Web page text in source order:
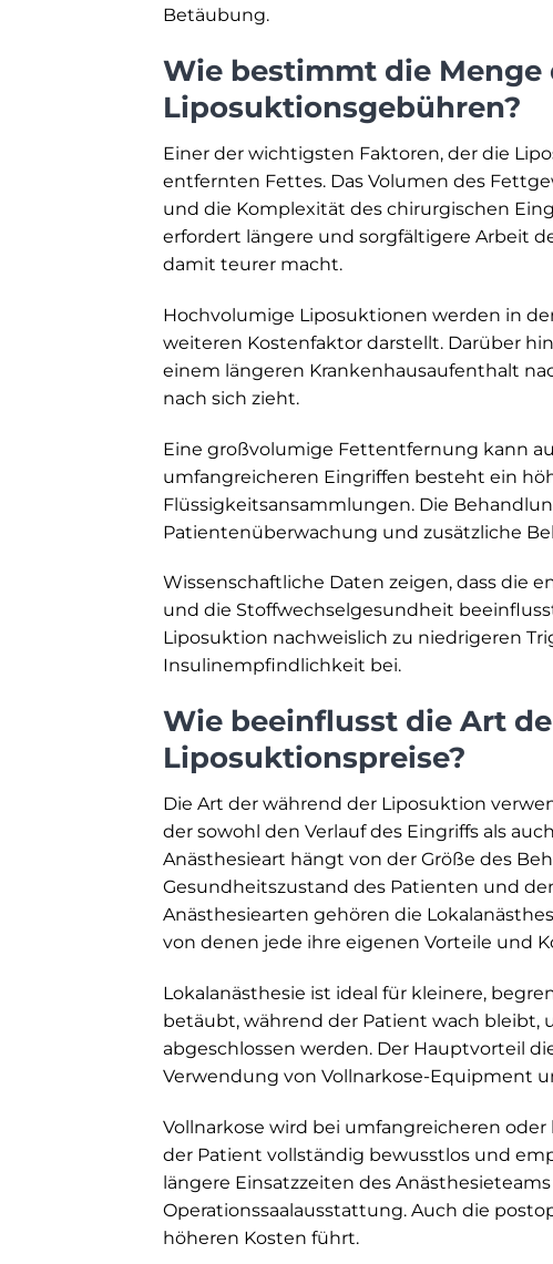
Betäubung.
Wie bestimmt die
Liposuktionsgebühren?
Einer der wichtigsten Faktoren, der die
entfernten Fettes. Das Volumen des
und die Komplexität des chirurgischen
erfordert längere und sorgfältigere Arbeit
damit teurer macht.
Hochvolumige Liposuktionen werden in
weiteren Kostenfaktor darstellt. Darüber
einem längeren Krankenhausaufenthalt
nach sich zieht.
Eine großvolumige Fettentfernung kann
umfangreicheren Eingriffen besteht ein
Flüssigkeitsansammlungen. Die
Patientenüberwachung und zusätzliche
Wissenschaftliche Daten zeigen, dass die
und die Stoffwechselgesundheit
Liposuktion nachweislich zu niedrigeren
Insulinempfindlichkeit bei.
Wie beeinflusst die Art
Liposuktionspreise?
Die Art der während der Liposuktion
der sowohl den Verlauf des Eingriffs als
Anästhesieart hängt von der Größe des
Gesundheitszustand des Patienten und
Anästhesiearten gehören die
von denen jede ihre eigenen Vorteile und
Lokalanästhesie ist ideal für kleinere,
betäubt, während der Patient wach bleibt,
abgeschlossen werden. Der Hauptvorteil
Verwendung von Vollnarkose-Equipment
Vollnarkose wird bei umfangreicheren
der Patient vollständig bewusstlos und
längere Einsatzzeiten des
Operationssaalausstattung. Auch die
höheren Kosten führt.